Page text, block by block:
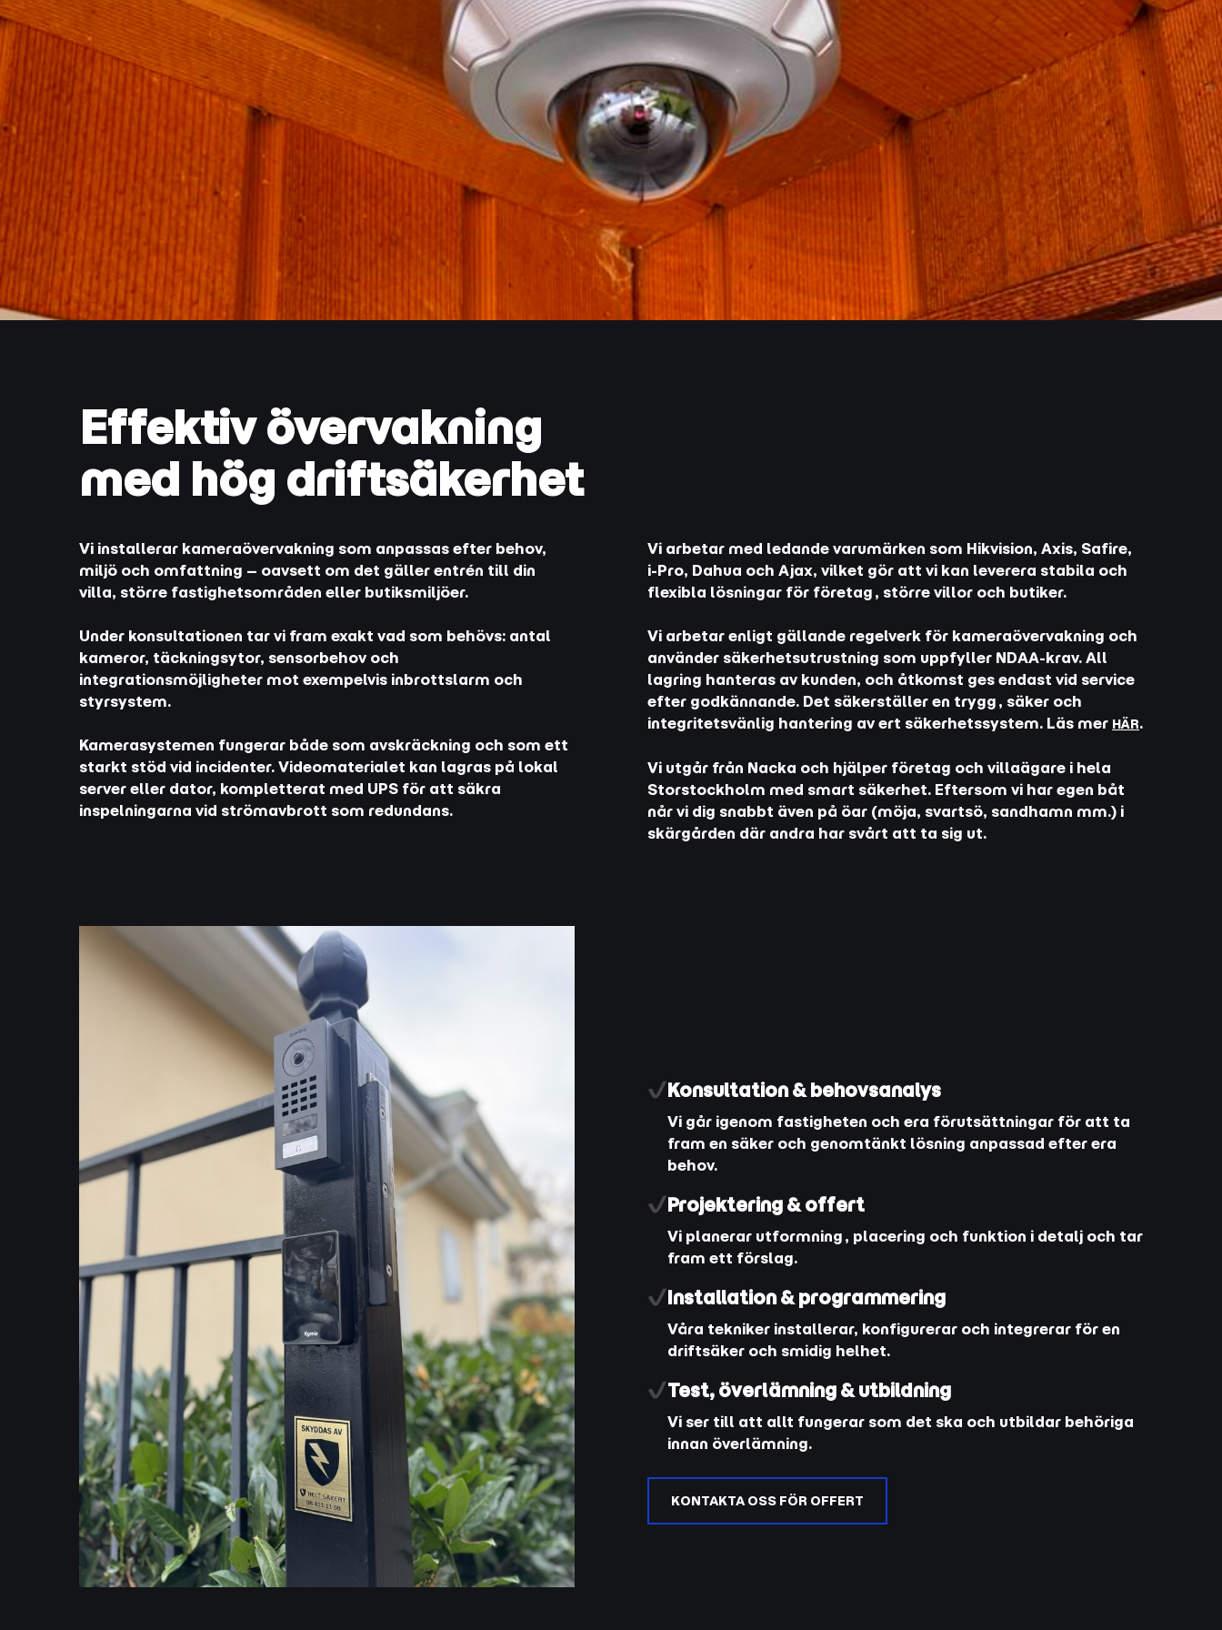
Effektiv övervakning
med hög driftsäkerhet
Vi installerar kameraövervakning som anpassas efter behov,
miljö och omfattning – oavsett om det gäller entrén till din
villa, större fastighetsområden eller butiksmiljöer.
Under konsultationen tar vi fram exakt vad som behövs: antal
kameror, täckningsytor, sensorbehov och
integrationsmöjligheter mot exempelvis inbrottslarm och
styrsystem.
Kamerasystemen fungerar både som avskräckning och som ett
starkt stöd vid incidenter. Videomaterialet kan lagras på lokal
server eller dator, kompletterat med UPS för att säkra
inspelningarna vid strömavbrott som redundans.
Vi arbetar med ledande varumärken som Hikvision, Axis, Safire,
i-Pro, Dahua och Ajax, vilket gör att vi kan leverera stabila och
flexibla lösningar för företag, större villor och butiker.
Vi arbetar enligt gällande regelverk för kameraövervakning och
använder säkerhetsutrustning som uppfyller NDAA-krav. All
lagring hanteras av kunden, och åtkomst ges endast vid service
efter godkännande. Det säkerställer en trygg, säker och
integritetsvänlig hantering av ert säkerhetssystem. Läs mer HÄR.
Vi utgår från Nacka och hjälper företag och villaägare i hela
Storstockholm med smart säkerhet. Eftersom vi har egen båt
når vi dig snabbt även på öar (möja, svartsö, sandhamn mm.) i
skärgården där andra har svårt att ta sig ut.
Konsultation & behovsanalys
Vi går igenom fastigheten och era förutsättningar för att ta
fram en säker och genomtänkt lösning anpassad efter era
behov.
Projektering & offert
Vi planerar utformning, placering och funktion i detalj och tar
fram ett förslag.
Installation & programmering
Våra tekniker installerar, konfigurerar och integrerar för en
driftsäker och smidig helhet.
Test, överlämning & utbildning
Vi ser till att allt fungerar som det ska och utbildar behöriga
innan överlämning.
KONTAKTA OSS FÖR OFFERT